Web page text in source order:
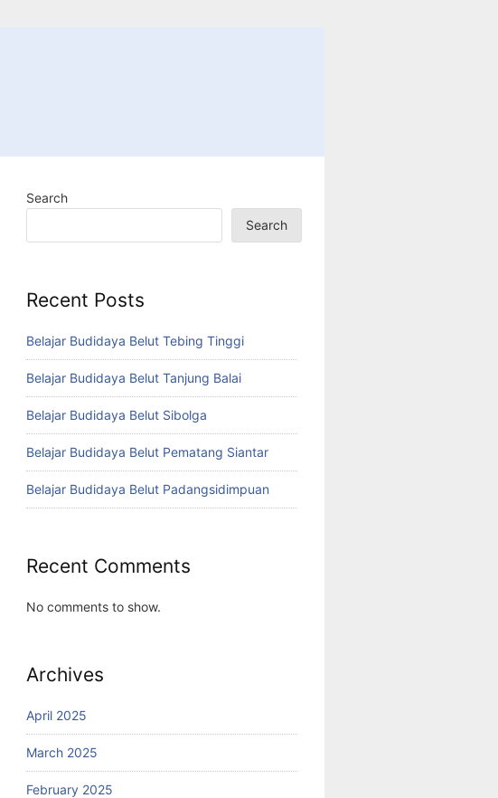
Search
Search
Recent Posts
Belajar Budidaya Belut Tebing Tinggi
Belajar Budidaya Belut Tanjung Balai
Belajar Budidaya Belut Sibolga
Belajar Budidaya Belut Pematang Siantar
Belajar Budidaya Belut Padangsidimpuan
Recent Comments
No comments to show.
Archives
April 2025
March 2025
February 2025